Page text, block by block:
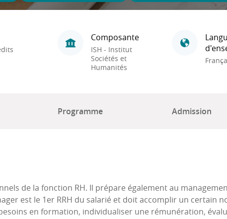
Composante
ISH - Institut
Sociétés et
Humanités
Programme Admission
de la fonction RH. Il prépare également au
est le 1er RRH du salarié et doit accomplir un certain
en formation, individualiser une rémunération,